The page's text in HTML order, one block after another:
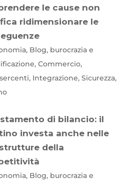
le cause non
ridimensionare le
Blog, burocrazia e
Commercio,
Integrazione, Sicurezza,
di bilancio: il
investa anche nelle
della
Blog, burocrazia e